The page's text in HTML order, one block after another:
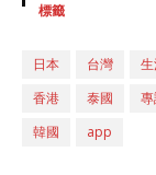
標籤
日本 台灣
香港
泰國
韓國
app